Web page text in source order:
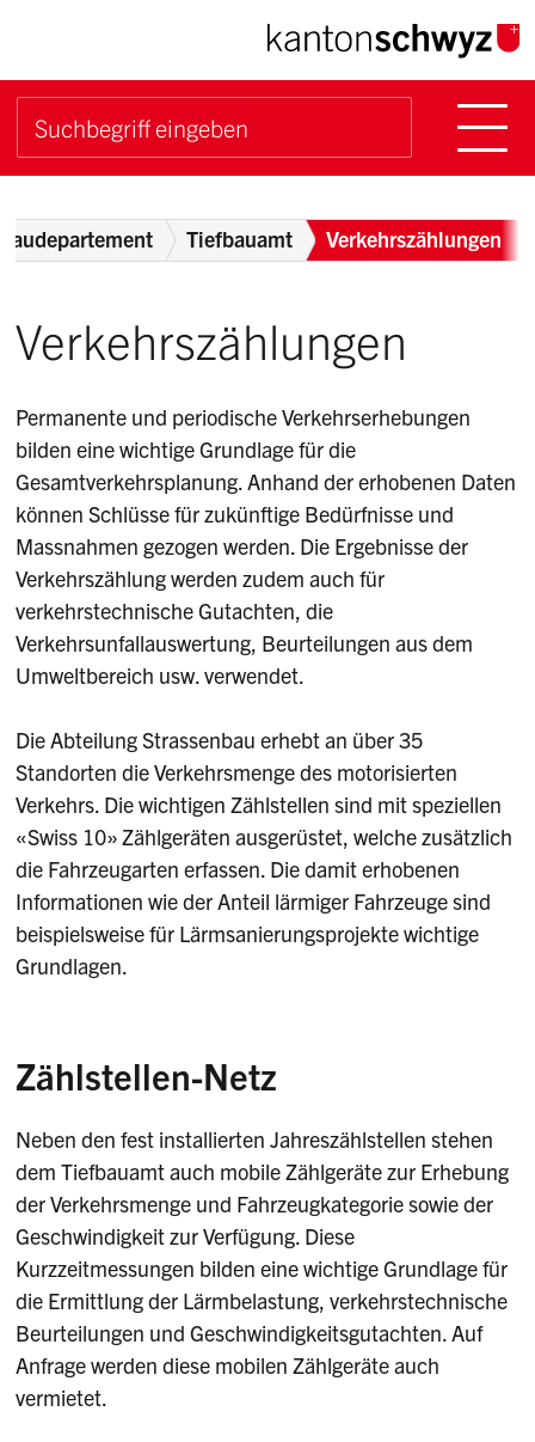
Navigieren im Kanton
Schnellnavigation
Suchbegriff
Breadcrumb
Tiefbauamt Verkehrszählungen
Verkehrszählungen
Permanente und periodische Verkehrserhebungen
bilden eine wichtige Grundlage für die
Gesamtverkehrsplanung. Anhand der erhobenen Daten
können Schlüsse für zukünftige Bedürfnisse und
Massnahmen gezogen werden. Die Ergebnisse der
Verkehrszählung werden zudem auch für
verkehrstechnische Gutachten, die
Verkehrsunfallauswertung, Beurteilungen aus dem
Umweltbereich usw. verwendet.
Die Abteilung Strassenbau erhebt an über 35
Standorten die Verkehrsmenge des motorisierten
Verkehrs. Die wichtigen Zählstellen sind mit speziellen
«Swiss 10» Zählgeräten ausgerüstet, welche zusätzlich
die Fahrzeugarten erfassen. Die damit erhobenen
Informationen wie der Anteil lärmiger Fahrzeuge sind
beispielsweise für Lärmsanierungsprojekte wichtige
Grundlagen.
Zählstellen-Netz
Neben den fest installierten Jahreszählstellen stehen
dem Tiefbauamt auch mobile Zählgeräte zur Erhebung
der Verkehrsmenge und Fahrzeugkategorie sowie der
Geschwindigkeit zur Verfügung. Diese
Kurzzeitmessungen bilden eine wichtige Grundlage für
die Ermittlung der Lärmbelastung, verkehrstechnische
Beurteilungen und Geschwindigkeitsgutachten. Auf
Anfrage werden diese mobilen Zählgeräte auch
vermietet.